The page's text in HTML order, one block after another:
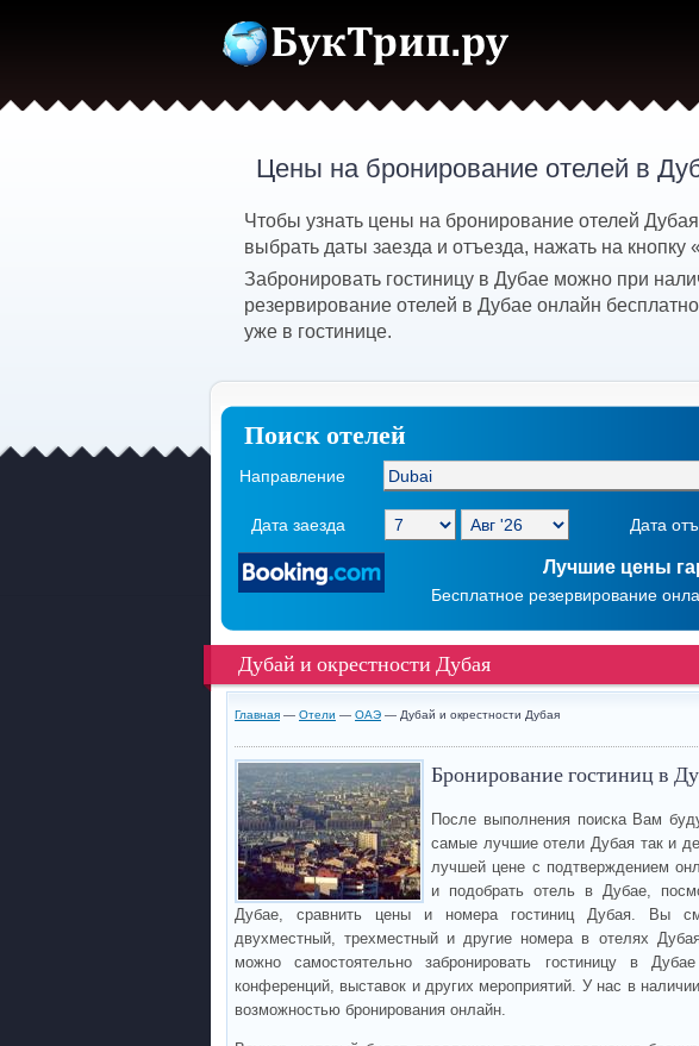
Цены на бронирование отелей в
Чтобы узнать цены на бронирование отелей
выбрать даты заезда и отъезда, нажать на кнопку
Забронировать гостиницу в Дубае можно при
резервирование отелей в Дубае онлайн
уже в гостинице.
Поиск отелей
Направление
Дата заезда Дата
Лучшие цены
Бесплатное резервирование
Дубай и окрестности Дубая
Главная — Отели — ОАЭ — Дубай и окрестности Дубая
Бронирование гостиниц в
После выполнения поиска Вам
самые лучшие отели Дубая так и
лучшей цене с подтверждением
и подобрать отель в Дубае,
Дубае, сравнить цены и номера гостиниц Дубая. Вы
двухместный, трехместный и другие номера в отелях
можно самостоятельно забронировать гостиницу в
конференций, выставок и других мероприятий. У нас в
возможностью бронирования онлайн.